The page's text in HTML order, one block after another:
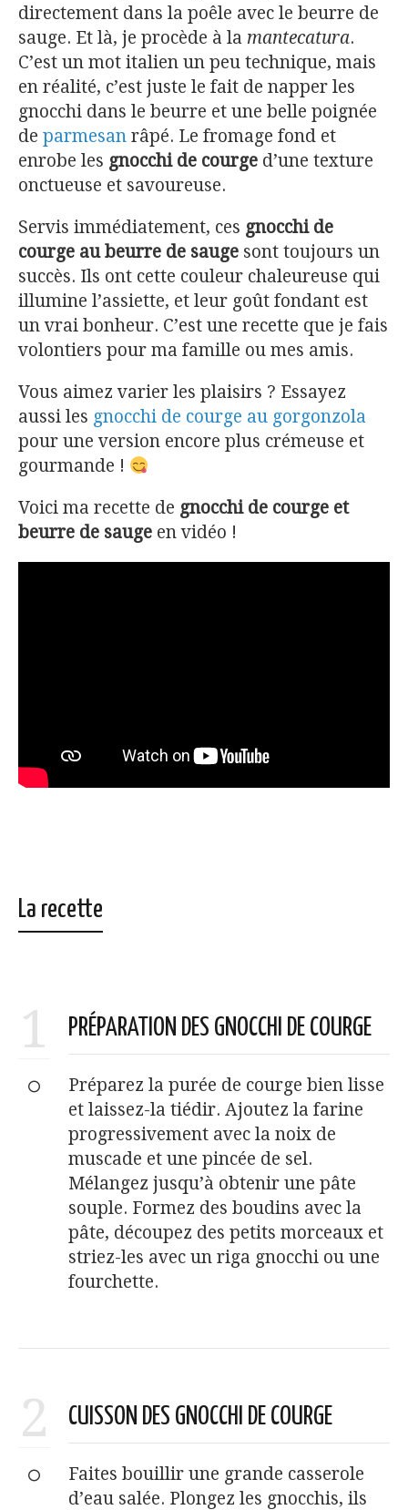
directement dans la poêle avec le beurre de
sauge. Et là, je procède à la mantecatura.
C’est un mot italien un peu technique, mais
en réalité, c’est juste le fait de napper les
gnocchi dans le beurre et une belle poignée
de parmesan râpé. Le fromage fond et
enrobe les gnocchi de courge d’une texture
onctueuse et savoureuse.
Servis immédiatement, ces gnocchi de
courge au beurre de sauge sont toujours un
succès. Ils ont cette couleur chaleureuse qui
illumine l’assiette, et leur goût fondant est
un vrai bonheur. C’est une recette que je fais
volontiers pour ma famille ou mes amis.
Vous aimez varier les plaisirs ? Essayez
aussi les gnocchi de courge au gorgonzola
pour une version encore plus crémeuse et
gourmande !
Voici ma recette de gnocchi de courge et
beurre de sauge en vidéo !
La recette
1 PRÉPARATION DES GNOCCHI DE COURGE
Préparez la purée de courge bien lisse
et laissez-la tiédir. Ajoutez la farine
progressivement avec la noix de
muscade et une pincée de sel.
Mélangez jusqu’à obtenir une pâte
souple. Formez des boudins avec la
pâte, découpez des petits morceaux et
striez-les avec un riga gnocchi ou une
fourchette.
2 CUISSON DES GNOCCHI DE COURGE
Faites bouillir une grande casserole
d’eau salée. Plongez les gnocchis, ils